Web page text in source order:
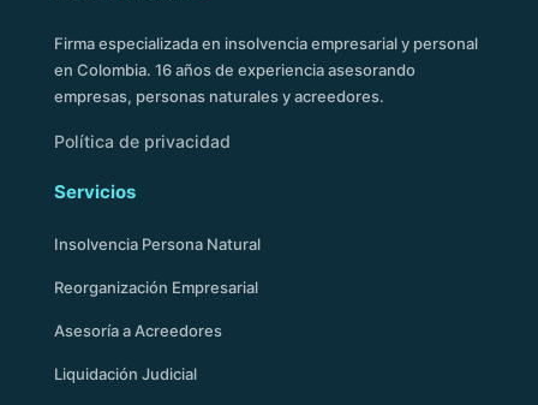
Firma especializada en insolvencia empresarial y personal
en Colombia. 16 años de experiencia asesorando
empresas, personas naturales y acreedores.
Política de privacidad
Servicios
Insolvencia Persona Natural
Reorganización Empresarial
Asesoría a Acreedores
Liquidación Judicial